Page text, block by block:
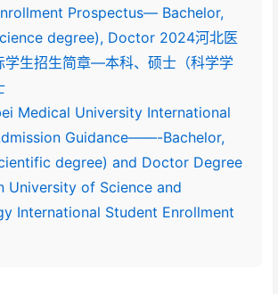
Prospectus— Bachelor,
degree), Doctor 2024河北医
学生招生简章—本科、硕士（科学学
Medical University International
Guidance——-Bachelor,
degree) and Doctor Degree
University of Science and
International Student Enrollment